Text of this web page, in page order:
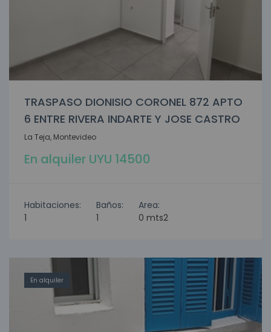
TRASPASO DIONISIO CORONEL 872 APTO
6 ENTRE RIVERA INDARTE Y JOSE CASTRO
La Teja, Montevideo
En alquiler UYU 14500
Habitaciones:
1
Baños:
1
Area:
0 mts2
En alquiler